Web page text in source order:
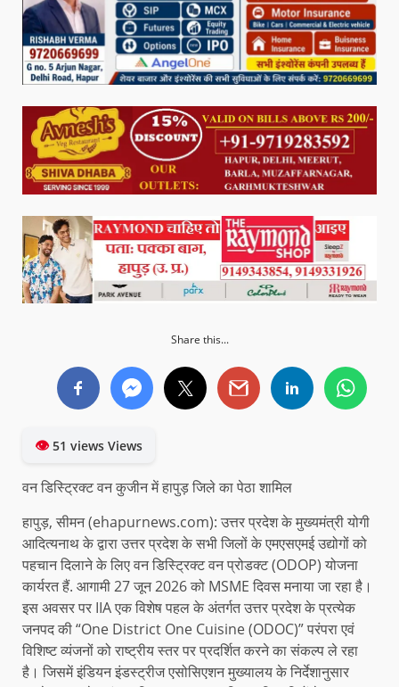
Share this...
👁51 views Views
वन डिस्ट्रिक्ट वन कुजीन में हापुड़ जिले का पेठा शामिल
हापुड़, सीमन (ehapurnews.com): उत्तर प्रदेश के मुख्यमंत्री योगी
आदित्यनाथ के द्वारा उत्तर प्रदेश के सभी जिलों के एमएसएमई उद्योगों को
पहचान दिलाने के लिए वन डिस्ट्रिक्ट वन प्रोडक्ट (ODOP) योजना
कार्यरत हैं. आगामी 27 जून 2026 को MSME दिवस मनाया जा रहा है।
इस अवसर पर IIA एक विशेष पहल के अंतर्गत उत्तर प्रदेश के प्रत्येक
जनपद की “One District One Cuisine (ODOC)” परंपरा एवं
विशिष्ट व्यंजनों को राष्ट्रीय स्तर पर प्रदर्शित करने का संकल्प ले रहा
है। जिसमें इंडियन इंडस्ट्रीज एसोसिएशन मुख्यालय के निर्देशानुसार